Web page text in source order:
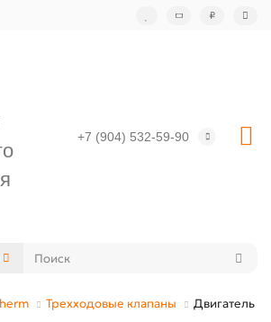
₽
+7 (904) 532-59-90
Трехходовые клапаны Двигатель